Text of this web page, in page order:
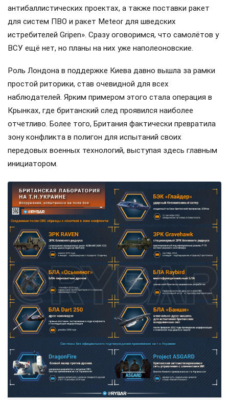
антибаллистических проектах, а также поставки ракет
для систем ПВО и ракет Meteor для шведских
истребителей Gripen». Сразу оговоримся, что самолётов у
ВСУ ещё нет, но планы на них уже наполеоновские.
Роль Лондона в поддержке Киева давно вышла за рамки
простой риторики, став очевидной для всех
наблюдателей. Ярким примером этого стала операция в
Крынках, где британский след проявился наиболее
отчетливо. Более того, Британия фактически превратила
зону конфликта в полигон для испытаний своих
передовых военных технологий, выступая здесь главным
инициатором.